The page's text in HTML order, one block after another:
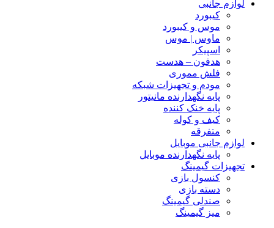
لوازم جانبی
کیبورد
موس و کیبورد
ماوس | موس
اسپیکر
هدفون – هدست
فلش مموری
مودم و تجهیزات شبکه
پایه نگهدارنده مانیتور
پایه خنک کننده
کیف و کوله
متفرقه
لوازم جانبی موبایل
پایه نگهدارنده موبایل
تجهیزات گیمینگ
کنسول بازی
دسته بازی
صندلی گیمینگ
میز گیمینگ